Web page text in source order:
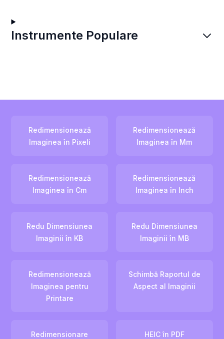
Instrumente Populare
Redimensionează
Imaginea în Pixeli
Redimensionează
Imaginea în Mm
Redimensionează
Imaginea în Cm
Redimensionează
Imaginea în Inch
Redu Dimensiunea
Imaginii în KB
Redu Dimensiunea
Imaginii în MB
Redimensionează
Imaginea pentru
Printare
Schimbă Raportul de
Aspect al Imaginii
Redimensionare
HEIC în PDF